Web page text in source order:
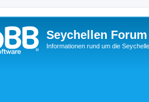
Seychellen Forum
Informationen rund um die